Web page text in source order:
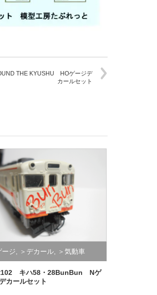
THE KYUSHU HOゲージデ
カールセット
ージ, ＞デカール, ＞気動車
キハ58・28BunBun Nゲ
カールセット